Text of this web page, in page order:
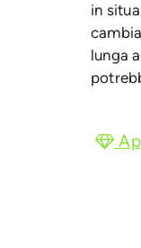
in
lunga